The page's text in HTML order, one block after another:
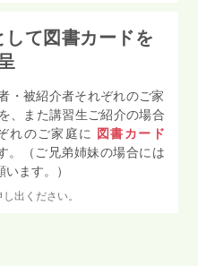
て図書カードを
・被紹介者それぞれのご家
を、また講習生ご紹介の場合
れのご家庭に 図書カード
。（ご兄弟姉妹の場合には
ます。）
出ください。